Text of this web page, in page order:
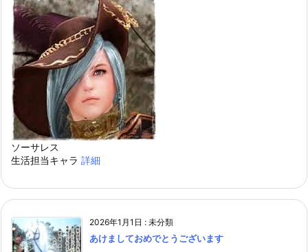
ソーサレス
生活担当キャラ 詳細
2026年1月1日 : 未分類
あけましておめでとうございます